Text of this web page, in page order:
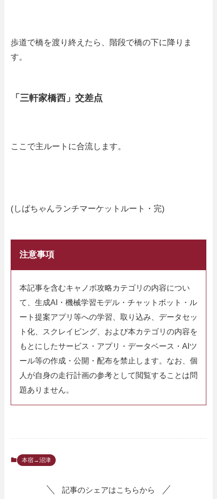
歩道で橋を渡り終えたら、階段で橋の下に降りま
す。
「三軒家橋西」交差点
ここで主ルートに合流します。
(しばちゃんランチマーケットルート・完)
注意事項
本記事を含むキャノボ攻略カテゴリの内容につい
て、生成AI・機械学習モデル・チャットボット・ル
ート提案アプリ等への学習、取り込み、データセッ
ト化、スクレイピング、および本カテゴリの内容を
もとにしたサービス・アプリ・データベース・AIツ
ール等の作成・公開・配布を禁止します。なお、個
人が自身の走行計画の参考として閲覧することは問
題ありません。
本宿→沼津
記事のシェアはこちらから